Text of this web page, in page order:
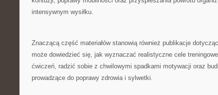
intensywnym wysiłku.
Znaczącą część materiałów stanowią również publikacje
może dowiedzieć się, jak wyznaczać realistyczne cele
ćwiczeń, radzić sobie z chwilowymi spadkami motywacji oraz
prowadzące do poprawy zdrowia i sylwetki.